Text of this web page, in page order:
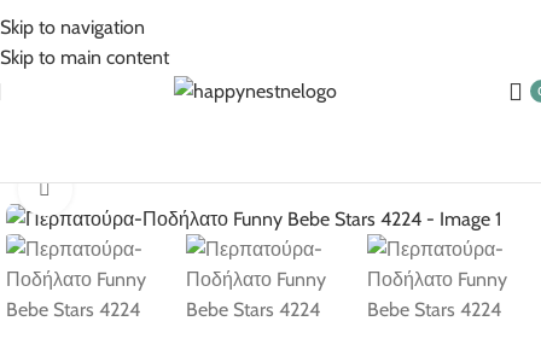
Skip to navigation
Skip to main content
Click to enlarge
5% Επιπλέον έκπτωση για πληρωμές με κάρτα!